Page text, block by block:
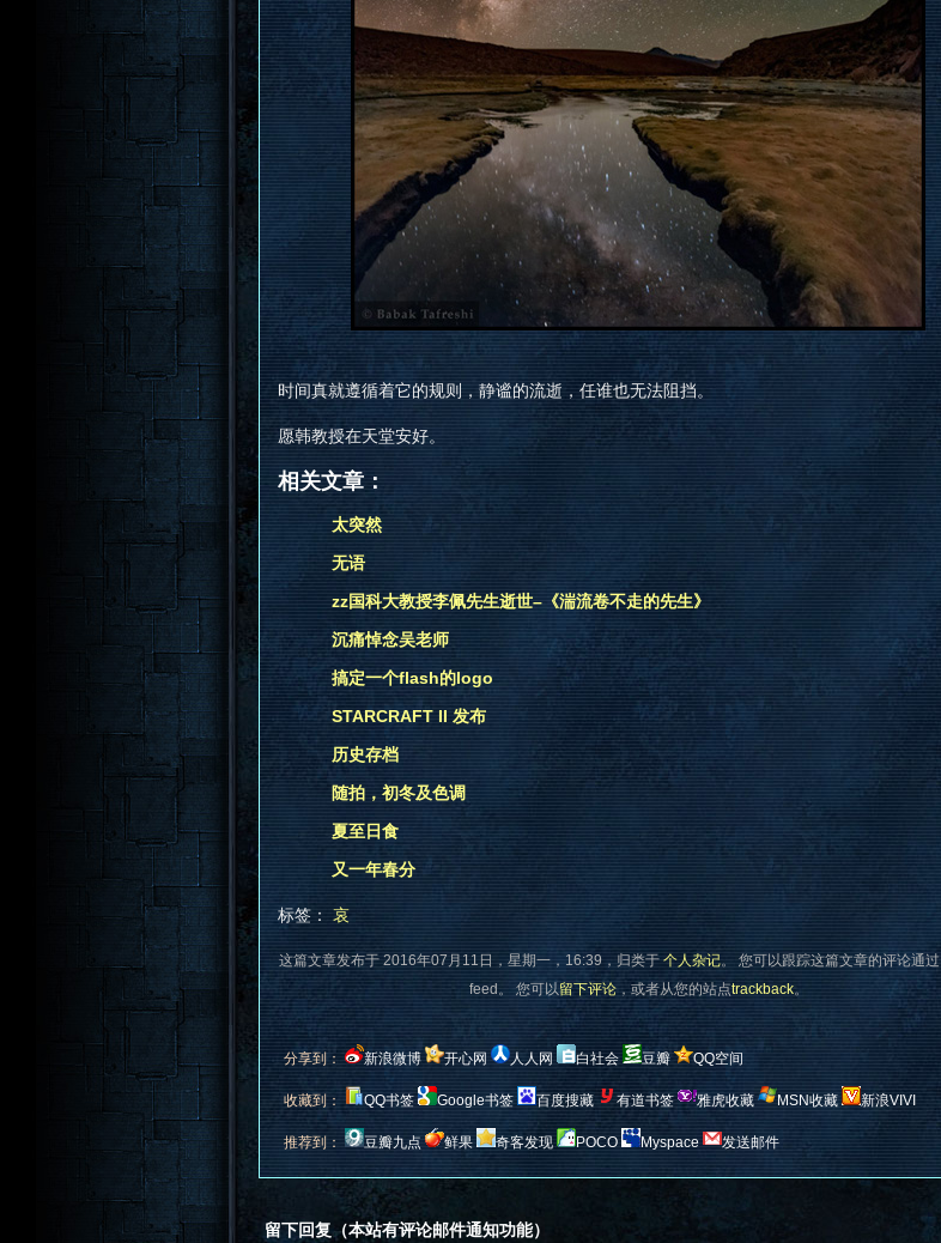
时间真就遵循着它的规则，静谧的流逝，任谁也无法阻挡。
愿韩教授在天堂安好。
相关文章：
太突然
无语
zz国科大教授李佩先生逝世–《湍流卷不走的先生》
沉痛悼念吴老师
搞定一个flash的logo
STARCRAFT II 发布
历史存档
随拍，初冬及色调
夏至日食
又一年春分
标签： 哀
这篇文章发布于 2016年07月11日，星期一，16:39，归类于 个人杂记。 您可以跟踪这篇文章的评论通过
feed。 您可以留下评论，或者从您的站点trackback。
分享到： 新浪微博 开心网 人人网 白社会 豆瓣 QQ空间
收藏到： QQ书签 Google书签 百度搜藏 有道书签 雅虎收藏 MSN收藏 新浪VIVI
推荐到： 豆瓣九点 鲜果 奇客发现 POCO Myspace 发送邮件
留下回复（本站有评论邮件通知功能）